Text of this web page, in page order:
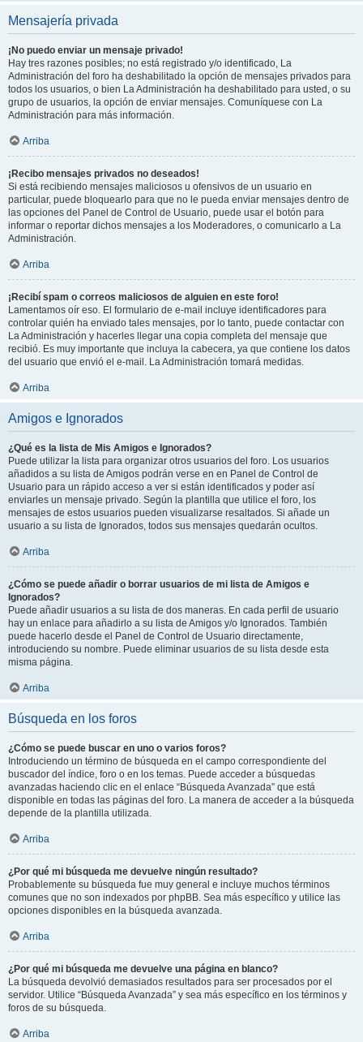
Mensajería privada
¡No puedo enviar un mensaje privado!
Hay tres razones posibles; no está registrado y/o identificado, La
Administración del foro ha deshabilitado la opción de mensajes privados para
todos los usuarios, o bien La Administración ha deshabilitado para usted, o su
grupo de usuarios, la opción de enviar mensajes. Comuníquese con La
Administración para más información.
Arriba
¡Recibo mensajes privados no deseados!
Si está recibiendo mensajes maliciosos u ofensivos de un usuario en
particular, puede bloquearlo para que no le pueda enviar mensajes dentro de
las opciones del Panel de Control de Usuario, puede usar el botón para
informar o reportar dichos mensajes a los Moderadores, o comunicarlo a La
Administración.
Arriba
¡Recibí spam o correos maliciosos de alguien en este foro!
Lamentamos oír eso. El formulario de e-mail incluye identificadores para
controlar quién ha enviado tales mensajes, por lo tanto, puede contactar con
La Administración y hacerles llegar una copia completa del mensaje que
recibió. Es muy importante que incluya la cabecera, ya que contiene los datos
del usuario que envió el e-mail. La Administración tomará medidas.
Arriba
Amigos e Ignorados
¿Qué es la lista de Mis Amigos e Ignorados?
Puede utilizar la lista para organizar otros usuarios del foro. Los usuarios
añadidos a su lista de Amigos podrán verse en en Panel de Control de
Usuario para un rápido acceso a ver si están identificados y poder así
enviarles un mensaje privado. Según la plantilla que utilice el foro, los
mensajes de estos usuarios pueden visualizarse resaltados. Si añade un
usuario a su lista de Ignorados, todos sus mensajes quedarán ocultos.
Arriba
¿Cómo se puede añadir o borrar usuarios de mi lista de Amigos e
Ignorados?
Puede añadir usuarios a su lista de dos maneras. En cada perfil de usuario
hay un enlace para añadirlo a su lista de Amigos y/o Ignorados. También
puede hacerlo desde el Panel de Control de Usuario directamente,
introduciendo su nombre. Puede eliminar usuarios de su lista desde esta
misma página.
Arriba
Búsqueda en los foros
¿Cómo se puede buscar en uno o varios foros?
Introduciendo un término de búsqueda en el campo correspondiente del
buscador del índice, foro o en los temas. Puede acceder a búsquedas
avanzadas haciendo clic en el enlace “Búsqueda Avanzada” que está
disponible en todas las páginas del foro. La manera de acceder a la búsqueda
depende de la plantilla utilizada.
Arriba
¿Por qué mi búsqueda me devuelve ningún resultado?
Probablemente su búsqueda fue muy general e incluye muchos términos
comunes que no son indexados por phpBB. Sea más específico y utilice las
opciones disponibles en la búsqueda avanzada.
Arriba
¿Por qué mi búsqueda me devuelve una página en blanco?
La búsqueda devolvió demasiados resultados para ser procesados por el
servidor. Utilice “Búsqueda Avanzada” y sea más específico en los términos y
foros de su búsqueda.
Arriba